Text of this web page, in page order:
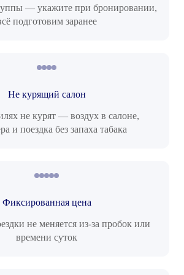
— укажите при бронировании,
подготовим заранее
Не курящий салон
не курят — воздух в салоне,
и поездка без запаха табака
Фиксированная цена
не меняется из-за пробок или
времени суток